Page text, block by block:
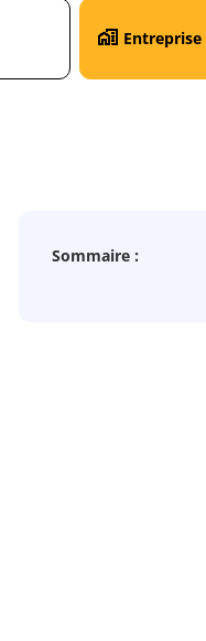
Entreprise
Sommaire :